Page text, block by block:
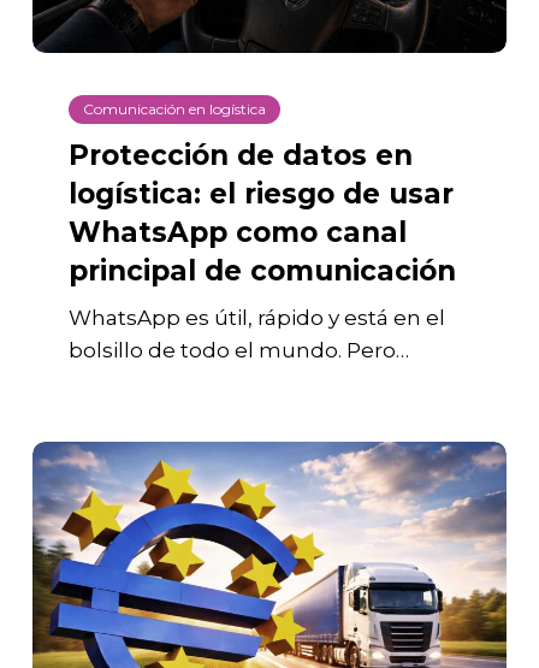
de
usar
WhatsApp
como
canal
principal
comunicación
Comunicación en logística
Protección de datos en
logística: el riesgo de usar
WhatsApp como canal
principal de comunicación
WhatsApp es útil, rápido y está en el
bolsillo de todo el mundo. Pero…
Orus
Logistics
obtiene
una
subvención
para